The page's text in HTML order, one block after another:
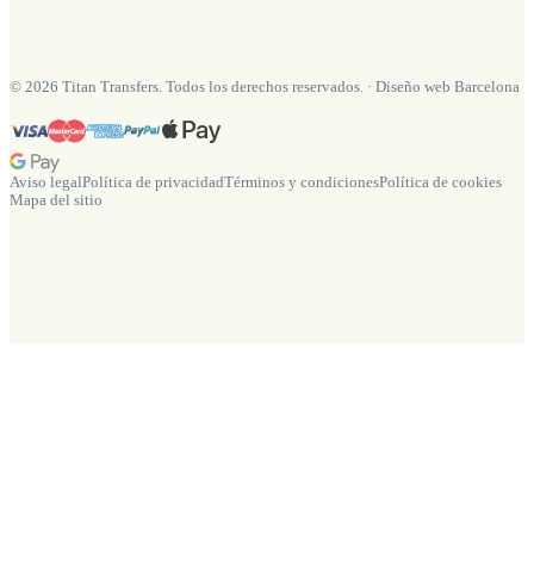
© 2026 Titan Transfers. Todos los derechos reservados. · Diseño web Barcelona
Aviso legalPolítica de privacidadTérminos y condicionesPolítica de cookies
Mapa del sitio